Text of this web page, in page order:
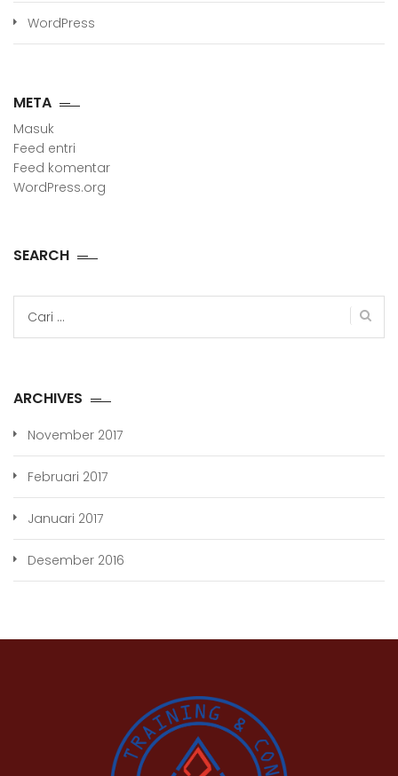
WordPress
META
Masuk
Feed entri
Feed komentar
WordPress.org
SEARCH
untuk:
ARCHIVES
November 2017
Februari 2017
Januari 2017
Desember 2016